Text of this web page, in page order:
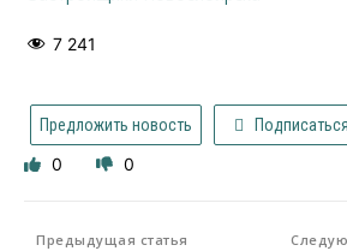
7 241
Предложить новость
0 0
Предыдущая статья